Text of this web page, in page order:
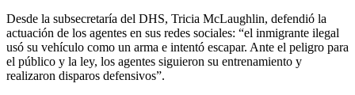
Desde la subsecretaría del DHS, Tricia McLaughlin, defendió la
actuación de los agentes en sus redes sociales: “el inmigrante ilegal
usó su vehículo como un arma e intentó escapar. Ante el peligro para
el público y la ley, los agentes siguieron su entrenamiento y
realizaron disparos defensivos”.